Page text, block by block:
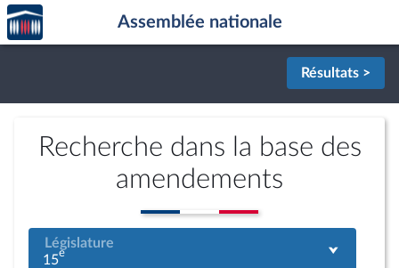
Aller au contenu
Aller en bas de la page
Accèder
à la
page
Assemblée nationale
Résultats >
Recherche dans la base des
amendements
Législature
15e